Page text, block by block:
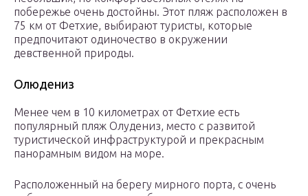
побережье очень достойны. Этот пляж расположен в
75 км от Фетхие, выбирают туристы, которые
предпочитают одиночество в окружении
девственной природы.
Олюдениз
Менее чем в 10 километрах от Фетхие есть
популярный пляж Олудениз, место с развитой
туристической инфраструктурой и прекрасным
панорамным видом на море.
Расположенный на берегу мирного порта, с очень